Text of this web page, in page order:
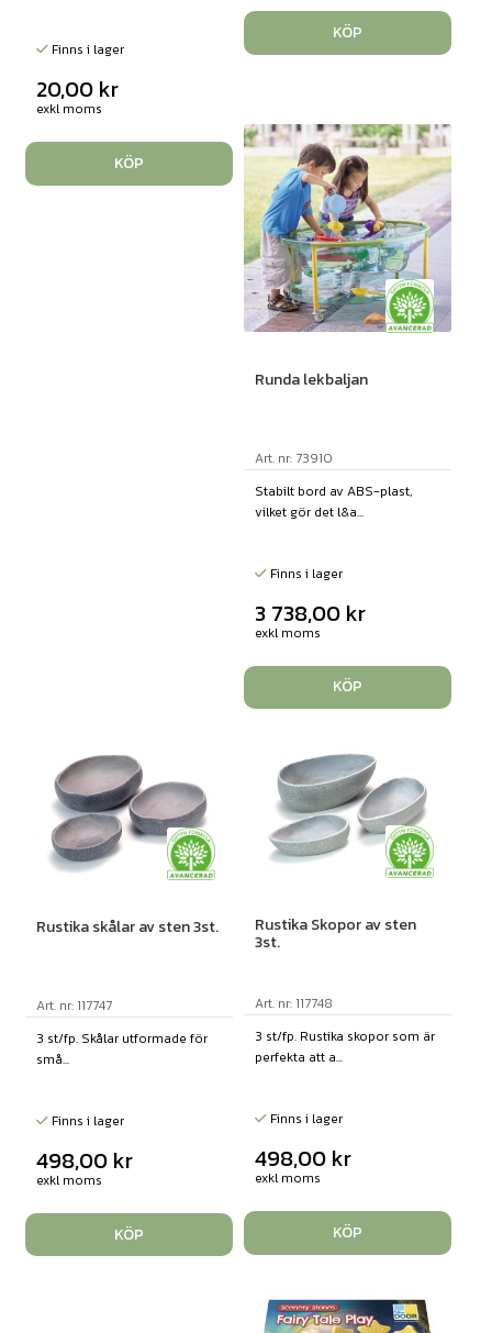
Finns i lager
20,00 kr
exkl moms
KÖP
KÖP
Runda lekbaljan
Art. nr: 73910
Stabilt bord av ABS-plast,
vilket gör det l&a...
Finns i lager
3 738,00 kr
exkl moms
KÖP
Rustika skålar av sten 3st.
Art. nr: 117747
3 st/fp. Skålar utformade för
små...
Finns i lager
498,00 kr
exkl moms
KÖP
Rustika Skopor av sten
3st.
Art. nr: 117748
3 st/fp. Rustika skopor som är
perfekta att a...
Finns i lager
498,00 kr
exkl moms
KÖP